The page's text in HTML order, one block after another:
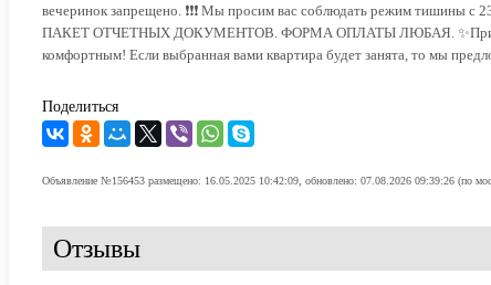
вечеринок запрещено. ❗️❗️❗️ Мы просим вас соблюдать режим
ПАКЕТ ОТЧЕТНЫХ ДОКУМЕНТОВ. ФОРМА ОПЛАТЫ ЛЮБАЯ.
комфортным! Если выбранная вами квартира будет занята, то мы
Поделиться
Объявление №156453 размещено: 16.05.2025 10:42:09, обновлено: 07.08.2026 09:39:26 (по
Отзывы